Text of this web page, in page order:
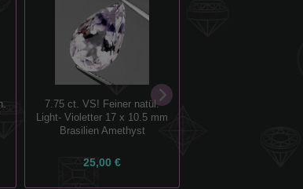
7.75 ct. VS! Feiner natül.
Light- Violetter 17 x 10.5 mm
Brasilien Amethyst
25,00 €